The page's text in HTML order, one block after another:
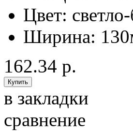
Цвет:
Ширина:
162.34 р.
в закладки
сравнение